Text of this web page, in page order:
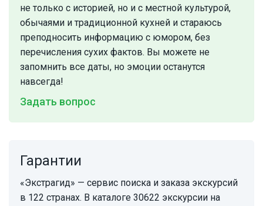
не только с историей, но и с местной культурой,
обычаями и традиционной кухней и стараюсь
преподносить информацию с юмором, без
перечисления сухих фактов. Вы можете не
запомнить все даты, но эмоции останутся
навсегда!
Задать вопрос
Гарантии
«Экстрагид» — сервис поиска и заказа экскурсий
в 122 странах. В каталоге 30622 экскурсии на